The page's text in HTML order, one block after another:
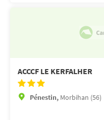
ACCCF LE KERFALHER
Pénestin, Morbihan (56)